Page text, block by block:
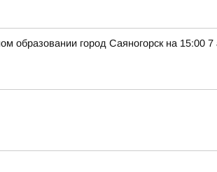
образовании город Саяногорск на 15:00 7